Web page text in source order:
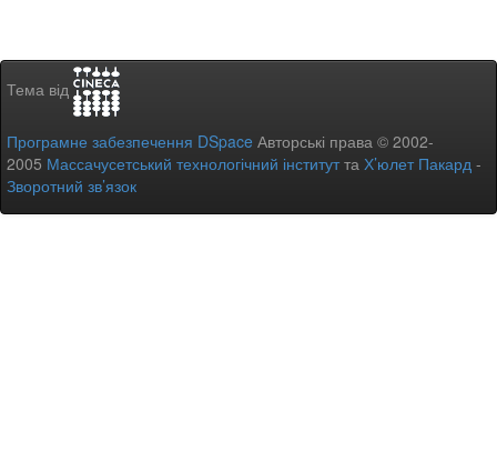
Тема від
Програмне забезпечення DSpace Авторські права © 2002-
2005 Массачусетський технологічний інститутта Х’юлет Пакард -
Зворотний зв’язок